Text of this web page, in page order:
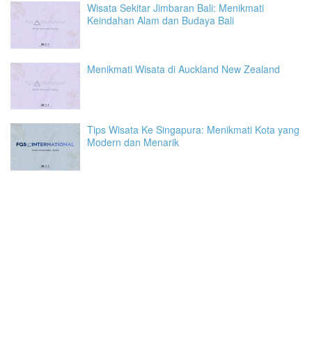
Wisata Sekitar Jimbaran Bali: Menikmati
Keindahan Alam dan Budaya Bali
Menikmati Wisata di Auckland New Zealand
Tips Wisata Ke Singapura: Menikmati Kota yang
Modern dan Menarik